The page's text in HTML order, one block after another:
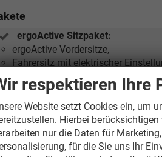
ergoActive Sitzpaket:
ergoActive Vordersitze,
Fahrersitz mit elektrischer
Lendenwirbelstützen vorn, auf
Sitzmittelbahnen der Vordersitze
Winter-Paket:
Sitzheizung vorne,
Lenkradheizung
Serie für eTSI Motoren, muss bei
respektieren Ihre
Website setzt Cookies ein, um
Hierbei
nur die Daten für
für die Sie uns Ihr